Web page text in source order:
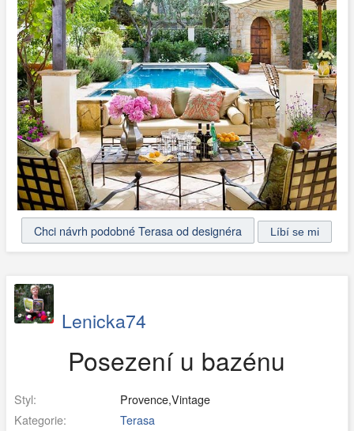
Chci návrh podobné Terasa od designéra
Lenicka74
Posezení u bazénu
Styl:
Provence,Vintage
Kategorie:
Terasa